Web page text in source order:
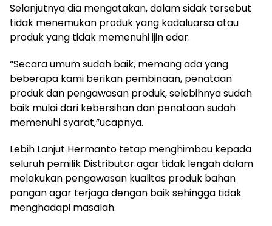
Selanjutnya dia mengatakan, dalam sidak tersebut
tidak menemukan produk yang kadaluarsa atau
produk yang tidak memenuhi ijin edar.
“Secara umum sudah baik, memang ada yang
beberapa kami berikan pembinaan, penataan
produk dan pengawasan produk, selebihnya sudah
baik mulai dari kebersihan dan penataan sudah
memenuhi syarat,”ucapnya.
Lebih Lanjut Hermanto tetap menghimbau kepada
seluruh pemilik Distributor agar tidak lengah dalam
melakukan pengawasan kualitas produk bahan
pangan agar terjaga dengan baik sehingga tidak
menghadapi masalah.